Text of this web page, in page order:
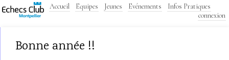
Accueil Equipes Jeunes Evénements
Infos Pratiques
connexion
Bonne année !!